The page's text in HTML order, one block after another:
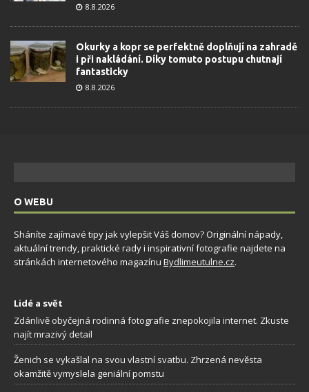
8.8.2026
Okurky a kopr se perfektně doplňují na zahradě
i při nakládání. Díky tomuto postupu chutnají
fantasticky
8.8.2026
O WEBU
Sháníte zajímavé tipy jak vylepšit Váš domov? Originální nápady,
aktuální trendy, praktické rady i inspirativní fotografie najdete na
stránkách internetového magazínu Bydlimeutulne.cz.
Lidé a svět
Zdánlivě obyčejná rodinná fotografie znepokojila internet. Zkuste
najít mrazivý detail
Ženich se vykašlal na svou vlastní svatbu. Zhrzená nevěsta
okamžitě vymyslela geniální pomstu